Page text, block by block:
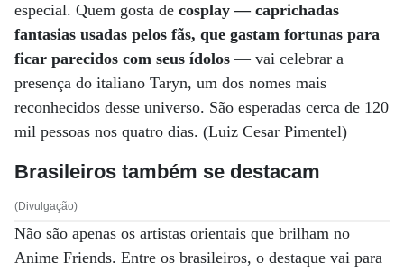
especial. Quem gosta de cosplay — caprichadas
fantasias usadas pelos fãs, que gastam fortunas para
ficar parecidos com seus ídolos — vai celebrar a
presença do italiano Taryn, um dos nomes mais
reconhecidos desse universo. São esperadas cerca de 120
mil pessoas nos quatro dias. (Luiz Cesar Pimentel)
Brasileiros também se destacam
(Divulgação)
Não são apenas os artistas orientais que brilham no
Anime Friends. Entre os brasileiros, o destaque vai para